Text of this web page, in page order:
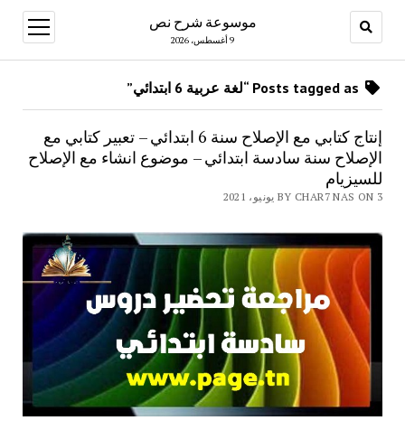
موسوعة شرح نص
9 أغسطس، 2026
open
menu
إنتاج كتابي مع الإصلاح سنة 6 ابتدائي – تعبير كتابي مع
الإصلاح سنة سادسة ابتدائي – موضوع انشاء مع الإصلاح
للسيزيام
BY CHAR7 NAS ON 3 يونيو، 2021